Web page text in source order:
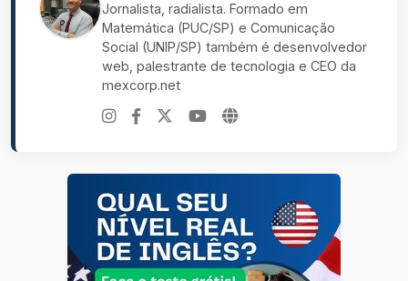
Jornalista, radialista. Formado em
Matemática (PUC/SP) e Comunicação
Social (UNIP/SP) também é desenvolvedor
web, palestrante de tecnologia e CEO da
mexcorp.net